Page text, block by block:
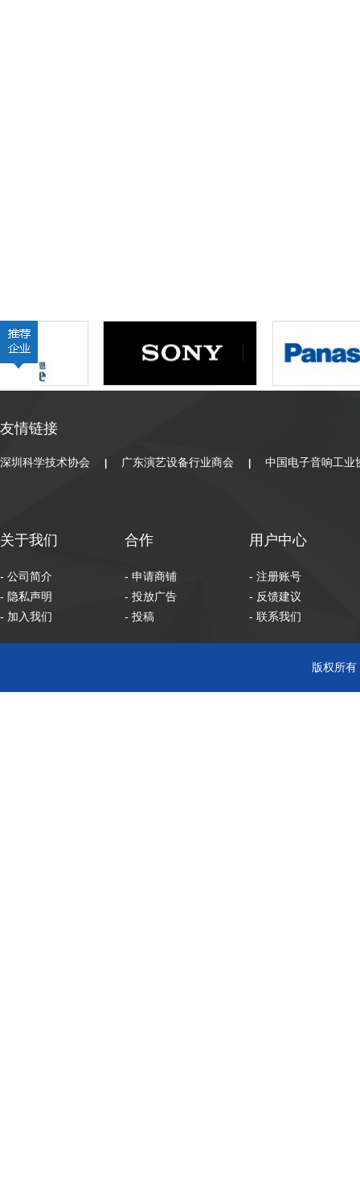
友情链接
深圳科学技术协会 广东演艺设备行业商会 中国电子音响工业
关于我们
- 公司简介
- 隐私声明
- 加入我们
合作
- 申请商铺
- 投放广告
- 投稿
用户中心
- 注册账号
- 反馈建议
- 联系我们
版权所